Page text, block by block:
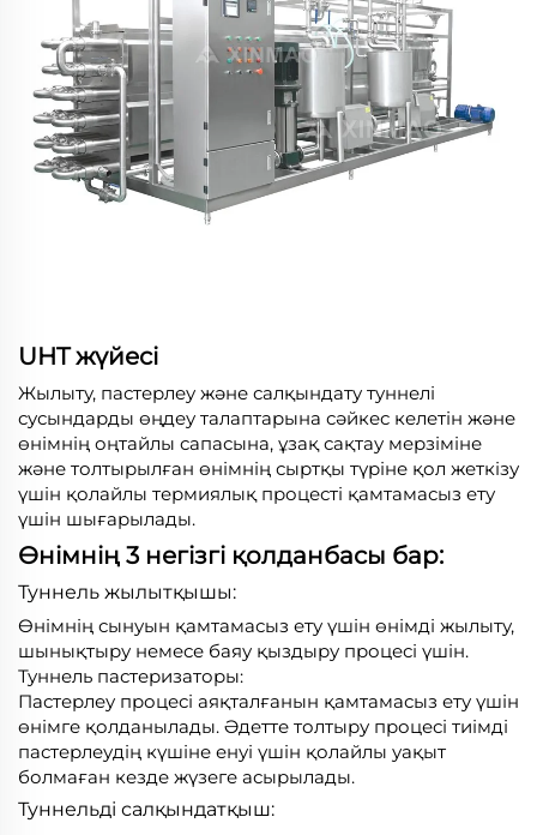
UHT жүйесі
Жылыту, пастерлеу және салқындату туннелі
сусындарды өңдеу талаптарына сәйкес келетін және
өнімнің оңтайлы сапасына, ұзақ сақтау мерзіміне
және толтырылған өнімнің сыртқы түріне қол жеткізу
үшін қолайлы термиялық процесті қамтамасыз ету
үшін шығарылады.
Өнімнің 3 негізгі қолданбасы бар:
Туннель жылытқышы:
Өнімнің сынуын қамтамасыз ету үшін өнімді жылыту,
шынықтыру немесе баяу қыздыру процесі үшін.
Туннель пастеризаторы:
Пастерлеу процесі аяқталғанын қамтамасыз ету үшін
өнімге қолданылады. Әдетте толтыру процесі тиімді
пастерлеудің күшіне енуі үшін қолайлы уақыт
болмаған кезде жүзеге асырылады.
Туннельді салқындатқыш: